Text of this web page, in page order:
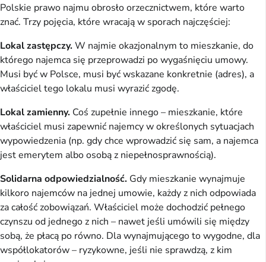
Polskie prawo najmu obrosło orzecznictwem, które warto
znać. Trzy pojęcia, które wracają w sporach najczęściej:
Lokal zastępczy.W najmie okazjonalnym to mieszkanie, do
którego najemca się przeprowadzi po wygaśnięciu umowy.
Musi być w Polsce, musi być wskazane konkretnie (adres), a
właściciel tego lokalu musi wyrazić zgodę.
Lokal zamienny. Coś zupełnie innego – mieszkanie, które
właściciel musi zapewnić najemcy w określonych sytuacjach
wypowiedzenia (np. gdy chce wprowadzić się sam, a najemca
jest emerytem albo osobą z niepełnosprawnością).
Solidarna odpowiedzialność. Gdy mieszkanie wynajmuje
kilkoro najemców na jednej umowie, każdy z nich odpowiada
za całość zobowiązań. Właściciel może dochodzić pełnego
czynszu od jednego z nich – nawet jeśli umówili się między
sobą, że płacą po równo. Dla wynajmującego to wygodne, dla
współlokatorów – ryzykowne, jeśli nie sprawdzą, z kim